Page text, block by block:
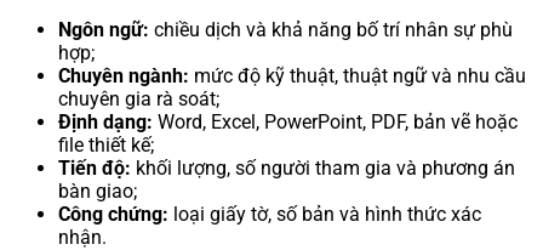
Ngôn ngữ: chiều dịch và khả năng bố trí nhân sự phù
hợp;
Chuyên ngành: mức độ kỹ thuật, thuật ngữ và nhu cầu
chuyên gia rà soát;
Định dạng: Word, Excel, PowerPoint, PDF, bản vẽ hoặc
file thiết kế;
Tiến độ: khối lượng, số người tham gia và phương án
bàn giao;
Công chứng: loại giấy tờ, số bản và hình thức xác
nhận.